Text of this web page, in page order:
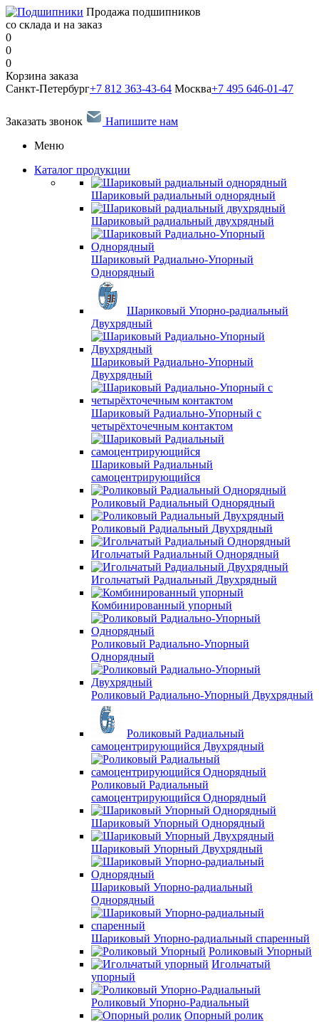
Продажа подшипников
со склада и на заказ
0
0
0
Корзина заказа
Санкт-Петербург+7 812 363-43-64 Москва+7 495 646-01-47
Заказать звонок
Напишите нам
Меню
Каталог продукции
Шариковый радиальный однорядный
Шариковый радиальный двухрядный
Шариковый Радиально-Упорный
Однорядный
Шариковый Упорно-радиальный
Двухрядный
Шариковый Радиально-Упорный
Двухрядный
Шариковый Радиально-Упорный с
четырёхточечным контактом
Шариковый Радиальный
самоцентрирующийся
Роликовый Радиальный Однорядный
Роликовый Радиальный Двухрядный
Игольчатый Радиальный Однорядный
Игольчатый Радиальный Двухрядный
Комбинированный упорный
Роликовый Радиально-Упорный
Однорядный
Роликовый Радиально-Упорный Двухрядный
Роликовый Радиальный
самоцентрирующийся Двухрядный
Роликовый Радиальный
самоцентрирующийся Однорядный
Шариковый Упорный Однорядный
Шариковый Упорный Двухрядный
Шариковый Упорно-радиальный
Однорядный
Шариковый Упорно-радиальный спаренный
Роликовый Упорный
Игольчатый
упорный
Роликовый Упорно-Радиальный
Опорный ролик